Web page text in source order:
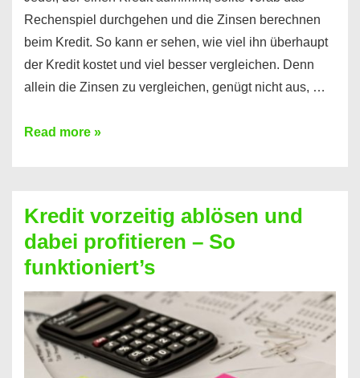
Rechenspiel durchgehen und die Zinsen berechnen
beim Kredit. So kann er sehen, wie viel ihn überhaupt
der Kredit kostet und viel besser vergleichen. Denn
allein die Zinsen zu vergleichen, genügt nicht aus, …
Ganz
Kredit
berechnen
–
Mit
diesen
Regeln!
Read more »
Kredit vorzeitig ablösen und
dabei profitieren – So
funktioniert’s